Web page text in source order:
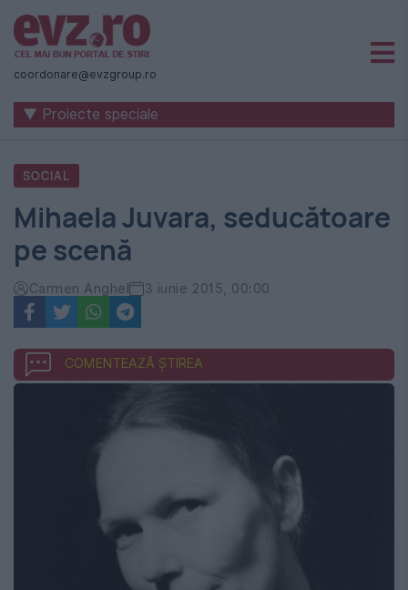
Știri
naționale
internaționale
România
-
Evenimentul
Zilei
coordonare@evzgroup.ro
▼ Proiecte speciale
SOCIAL
Mihaela Juvara, seducătoare
pe scenă
Carmen Anghel 3 iunie 2015, 00:00
COMENTEAZĂ ȘTIREA